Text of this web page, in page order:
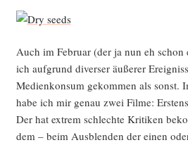
Auch im Febru­ar (der ja nun eh
ich auf­grund diver­ser äuße­rer
Medi­en­kon­sum gekom­men als sonst.
habe ich mir genau zwei Fil­me:
Der hat extrem schlech­te Kri­ti­ken
dem – beim Aus­blen­den der einen